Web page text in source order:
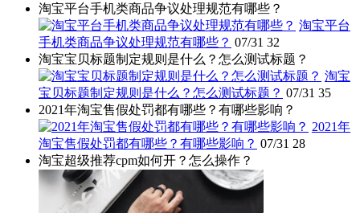
淘宝平台手机类商品争议处理规范有哪些？
淘宝平台
手机类商品争议处理规范有哪些？ 07/31 32
淘宝宝贝标题制定规则是什么？怎么测试标题？
淘宝
宝贝标题制定规则是什么？怎么测试标题？ 07/31 35
2021年淘宝售假处罚都有哪些？有哪些影响？
2021年
淘宝售假处罚都有哪些？有哪些影响？ 07/31 28
淘宝超级推荐cpm如何开？怎么操作？